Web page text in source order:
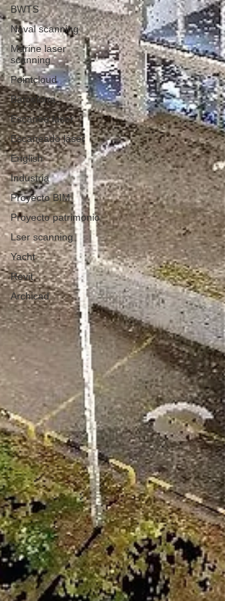
BWTS
Naval scanning
Marine laser
scanning
Pointcloud
Barcelona
Escaneo laser
Escaneado láser
English
Industria
Proyecto BIM
Proyecto patrimonio
Lser scanning
Yacht
Revit
Archicad